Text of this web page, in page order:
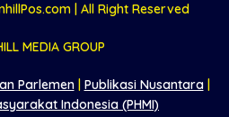
| All Right Reserved
MEDIA GROUP
Parlemen| Publikasi Nusantara|
Indonesia (PHMI)